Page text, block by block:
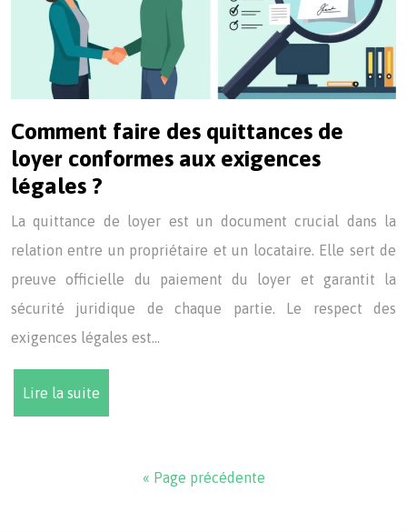
Comment faire des quittances de
loyer conformes aux exigences
légales ?
La quittance de loyer est un document crucial dans la
relation entre un propriétaire et un locataire. Elle sert de
preuve officielle du paiement du loyer et garantit la
sécurité juridique de chaque partie. Le respect des
exigences légales est…
Lire la suite
« Page précédente